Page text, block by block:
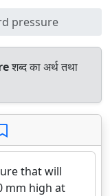
pressure
शब्द का अर्थ तथा
that will
mm high at